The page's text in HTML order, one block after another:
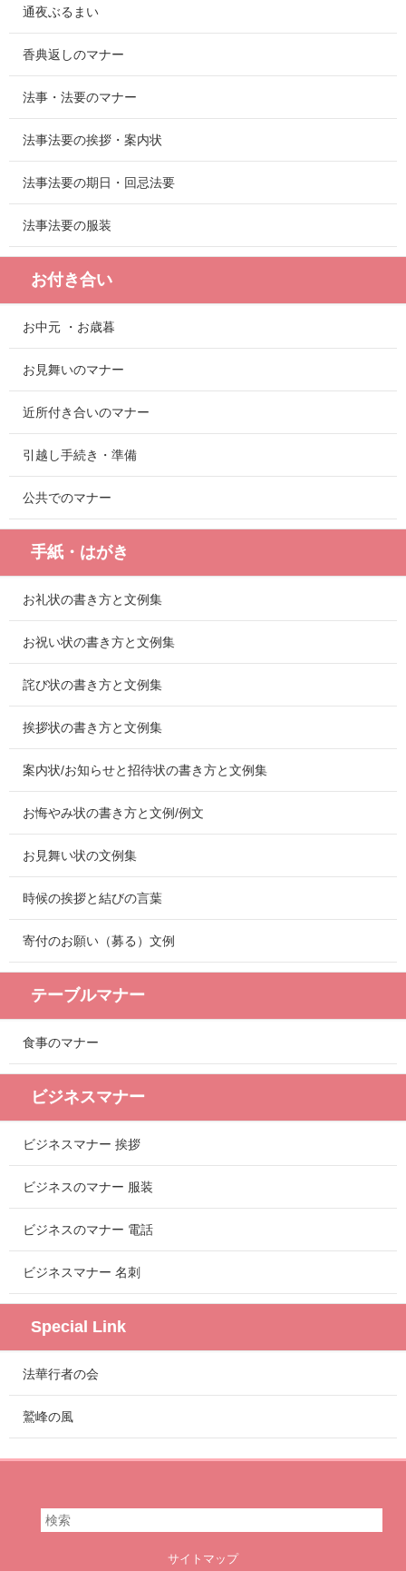
通夜ぶるまい
香典返しのマナー
法事・法要のマナー
法事法要の挨拶・案内状
法事法要の期日・回忌法要
法事法要の服装
お付き合い
お中元 ・お歳暮
お見舞いのマナー
近所付き合いのマナー
引越し手続き・準備
公共でのマナー
手紙・はがき
お礼状の書き方と文例集
お祝い状の書き方と文例集
詫び状の書き方と文例集
挨拶状の書き方と文例集
案内状/お知らせと招待状の書き方と文例集
お悔やみ状の書き方と文例/例文
お見舞い状の文例集
時候の挨拶と結びの言葉
寄付のお願い（募る）文例
テーブルマナー
食事のマナー
ビジネスマナー
ビジネスマナー 挨拶
ビジネスのマナー 服装
ビジネスのマナー 電話
ビジネスマナー 名刺
Special Link
法華行者の会
鷲峰の風
サイトマップ